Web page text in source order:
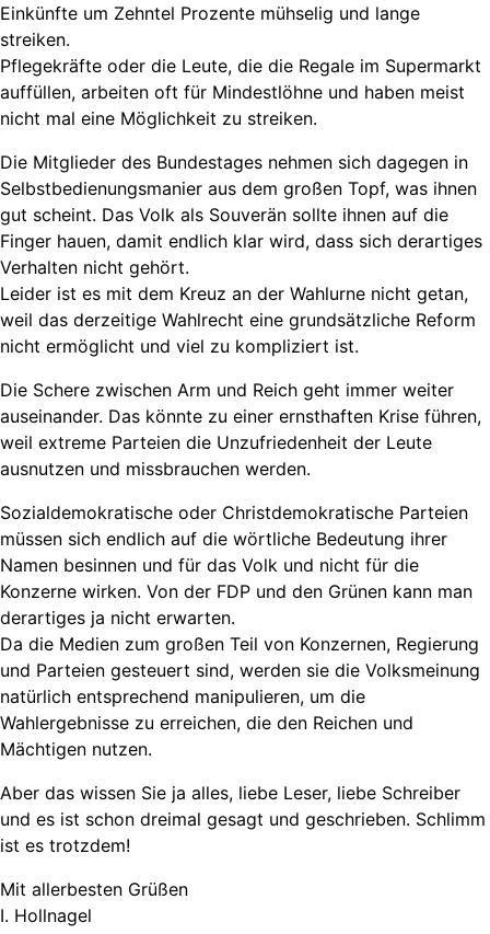
Einkünfte um Zehntel Prozente mühselig und lange
streiken.
Pflegekräfte oder die Leute, die die Regale im Supermarkt
auffüllen, arbeiten oft für Mindestlöhne und haben meist
nicht mal eine Möglichkeit zu streiken.
Die Mitglieder des Bundestages nehmen sich dagegen in
Selbstbedienungsmanier aus dem großen Topf, was ihnen
gut scheint. Das Volk als Souverän sollte ihnen auf die
Finger hauen, damit endlich klar wird, dass sich derartiges
Verhalten nicht gehört.
Leider ist es mit dem Kreuz an der Wahlurne nicht getan,
weil das derzeitige Wahlrecht eine grundsätzliche Reform
nicht ermöglicht und viel zu kompliziert ist.
Die Schere zwischen Arm und Reich geht immer weiter
auseinander. Das könnte zu einer ernsthaften Krise führen,
weil extreme Parteien die Unzufriedenheit der Leute
ausnutzen und missbrauchen werden.
Sozialdemokratische oder Christdemokratische Parteien
müssen sich endlich auf die wörtliche Bedeutung ihrer
Namen besinnen und für das Volk und nicht für die
Konzerne wirken. Von der FDP und den Grünen kann man
derartiges ja nicht erwarten.
Da die Medien zum großen Teil von Konzernen, Regierung
und Parteien gesteuert sind, werden sie die Volksmeinung
natürlich entsprechend manipulieren, um die
Wahlergebnisse zu erreichen, die den Reichen und
Mächtigen nutzen.
Aber das wissen Sie ja alles, liebe Leser, liebe Schreiber
und es ist schon dreimal gesagt und geschrieben. Schlimm
ist es trotzdem!
Mit allerbesten Grüßen
I. Hollnagel